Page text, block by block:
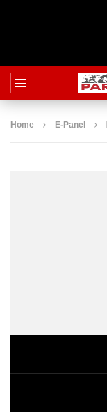
Home E-Panel